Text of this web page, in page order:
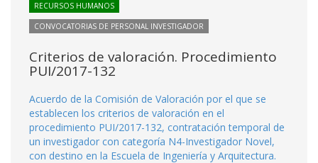
RECURSOS HUMANOS
CONVOCATORIAS DE PERSONAL INVESTIGADOR
Criterios de valoración. Procedimiento
PUI/2017-132
Acuerdo de la Comisión de Valoración por el que se
establecen los criterios de valoración en el
procedimiento PUI/2017-132, contratación temporal de
un investigador con categoría N4-Investigador Novel,
con destino en la Escuela de Ingeniería y Arquitectura.